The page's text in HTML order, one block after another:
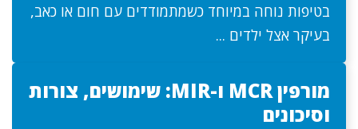
בטיפות נוחה במיוחד כשמתמודדים עם חום או כאב,
בעיקר אצל ילדים ...
מורפין MCR ו-MIR: שימושים, צורות
וסיכונים